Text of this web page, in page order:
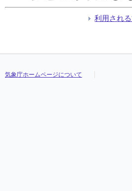
利用され
気象庁ホームページについて